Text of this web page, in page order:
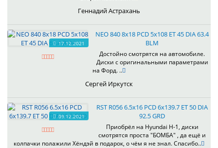
Геннадий Астрахань
17.12.2021
NEO 840 8x18 PCD 5x108 ET 45 DIA 63.4
BLM
Достойно смотрятся на автомобиле.
Диски с оригинальными параметрами
на Форд. ..
Сергей Иркутск
09.12.2021
RST R056 6.5x16 PCD 6x139.7 ET 50 DIA
92.5 GRD
Приобрёл на Hyundai H-1, диски
смотрятся проста "БОМБА" , да ещё и
колпачки полажили Хёндэй в подарок, о чём я не знал. Спасибо..